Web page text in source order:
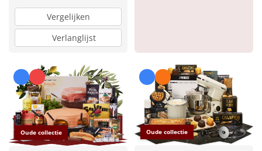
Vergelijken
Verlanglijst
Oude collectie Oude collectie